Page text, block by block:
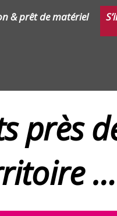
& prêt de matériel
près
…